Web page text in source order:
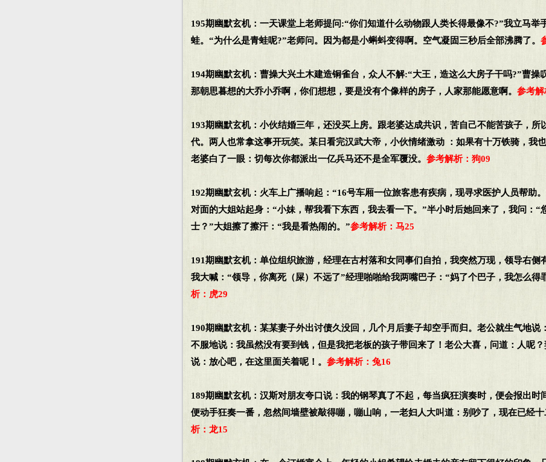
195期幽默玄机：一天课堂上老师提问:“你们知道什么动物跟人类长得最像不?”我立马举
蛙。“为什么是青蛙呢?”老师问。因为都是小蝌蚪变得啊。空气凝固三秒后全部沸腾了。
194期幽默玄机：曹操大兴土木建造铜雀台，众人不解:“大王，造这么大房子干吗?”曹操
那朝思暮想的大乔小乔啊，你们想想，要是没有个像样的房子，人家那能愿意啊。参考解
193期幽默玄机：小伙结婚三年，还没买上房。跟老婆达成共识，苦自己不能苦孩子，所
代。两人也常拿这事开玩笑。某日看完汉武大帝，小伙情绪激动 ：如果有十万铁骑，我也
老婆白了一眼：切每次你都派出一亿兵马还不是全军覆没。参考解析：狗09
192期幽默玄机：火车上广播响起：“16号车厢一位旅客患有疾病，现寻求医护人员帮助
对面的大姐站起身：“小妹，帮我看下东西，我去看一下。”半小时后她回来了，我问：“
士？”大姐擦了擦汗：“我是看热闹的。”参考解析：马25
191期幽默玄机：单位组织旅游，经理在古村落和女同事们自拍，我突然万现，领导右侧
我大喊：“领导，你离死（屎）不远了”经理啪啪给我两嘴巴子：“妈了个巴子，我怎么得
析：虎29
190期幽默玄机：某某妻子外出讨债久没回，几个月后妻子却空手而归。老公就生气地说
不服地说：我虽然没有要到钱，但是我把老板的孩子带回来了！老公大喜，问道：人呢？
说：放心吧，在这里面关着呢！。参考解析：兔16
189期幽默玄机：汉斯对朋友夸口说：我的钢琴真了不起，每当疯狂演奏时，便会报出时
便动手狂奏一番，忽然间墙壁被敲得嘣，嘣山响，一老妇人大叫道：别吵了，现在已经
析：龙15